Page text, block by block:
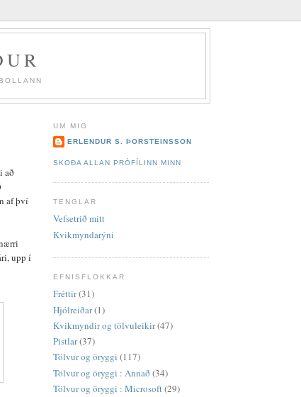
að
af því
upp í
UM MIG
ERLENDUR S. ÞORSTEINSSON
SKOÐA ALLAN PRÓFÍLINN MINN
TENGLAR
Vefsetrið mitt
Kvikmyndarýni
EFNISFLOKKAR
Fréttir(31)
Hjólreiðar(1)
Kvikmyndir og tölvuleikir(47)
Pistlar(37)
Tölvur og öryggi (117)
Tölvur og öryggi : Annað (34)
Tölvur og öryggi : Microsoft(29)